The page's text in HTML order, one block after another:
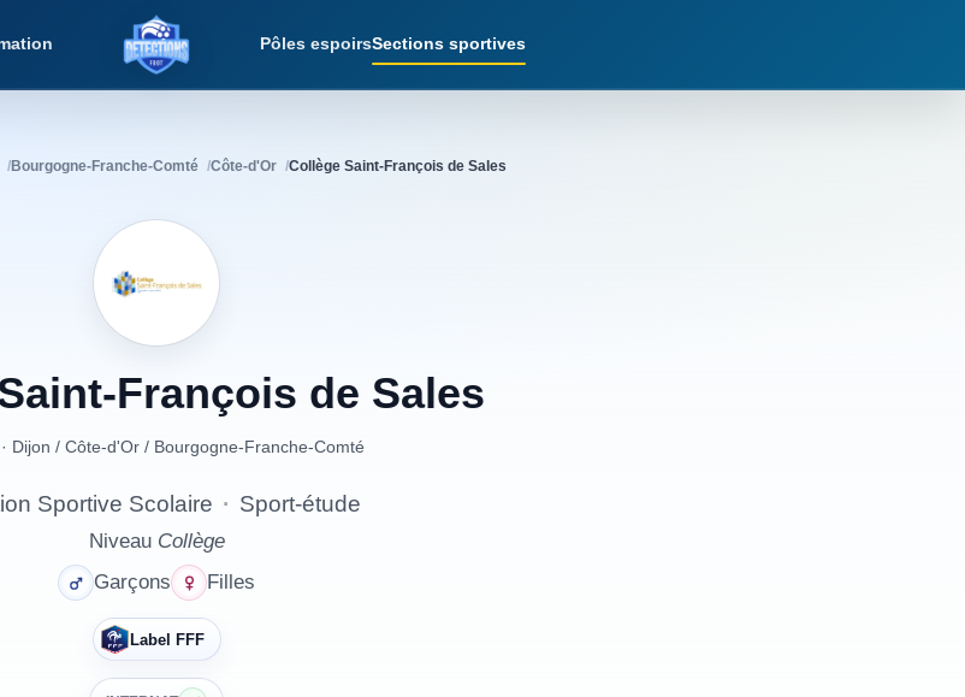
Détections Foot
Pôles espoirsSections sportives
Bourgogne-Franche-Comté Côte-d'Or Collège Saint-François de Sales
François de Sales
Dijon / Côte-d'Or / Bourgogne-Franche-Comté
Sportive Scolaire · Sport-étude
Niveau Collège
Garçons
Filles
Label FFF